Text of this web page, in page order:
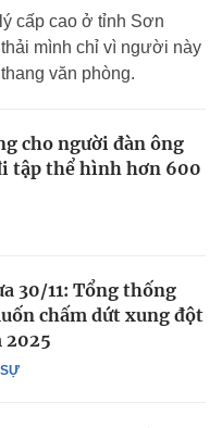
cấp cao ở tỉnh Sơn
mình chỉ vì người này
văn phòng.
cho người đàn ông
tập thể hình hơn 600
30/11: Tổng thống
chấm dứt xung đột
2025